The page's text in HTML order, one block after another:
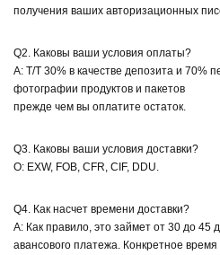
получения ваших авторизационных
Q2. Каковы ваши условия оплаты?
A: T/T 30% в качестве депозита и 70%
фотографии продуктов и пакетов
прежде чем вы оплатите остаток.
Q3. Каковы ваши условия доставки?
О: EXW, FOB, CFR, CIF, DDU.
Q4. Как насчет времени доставки?
A: Как правило, это займет от 30 до 45
авансового платежа. Конкретное время